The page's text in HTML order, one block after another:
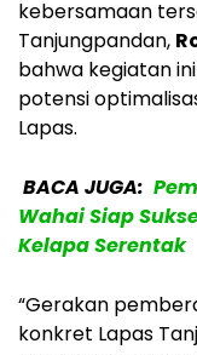
kebersamaan
Tanjungpandan,
bahwa kegiatan
potensi
Lapas.
BACA JUGA:
Wahai Siap
Kelapa Serentak
“Gerakan
konkret Lapas